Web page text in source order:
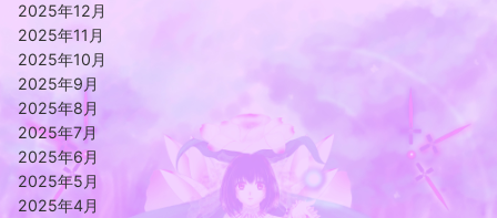
2025年12月
2025年11月
2025年10月
2025年9月
2025年8月
2025年7月
2025年6月
2025年5月
2025年4月